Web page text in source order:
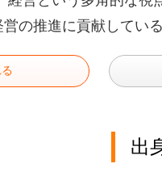
の推進に貢献している
出